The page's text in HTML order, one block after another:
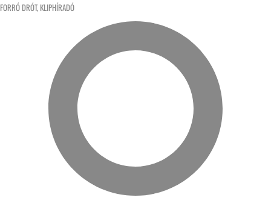
FORRÓ DRÓT, KLIPHÍRADÓ